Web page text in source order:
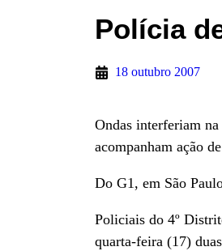
Polícia
18 outubro 2007
Ondas interferiam
acompanham ação
Do G1, em São
Policiais do 4º
quarta-feira (17)